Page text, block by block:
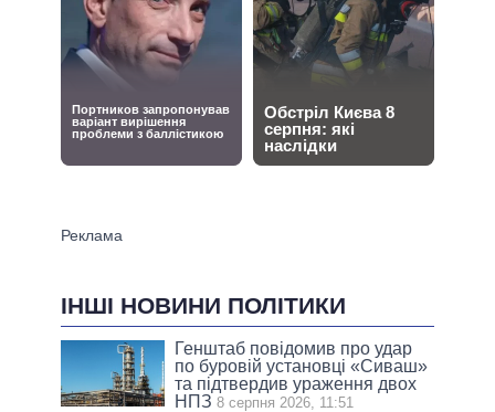
ІНШІ НОВИНИ ПОЛІТИКИ
Генштаб повідомив про удар
по буровій установці «Сиваш»
та підтвердив ураження двох
НПЗ 8 серпня 2026, 11:51